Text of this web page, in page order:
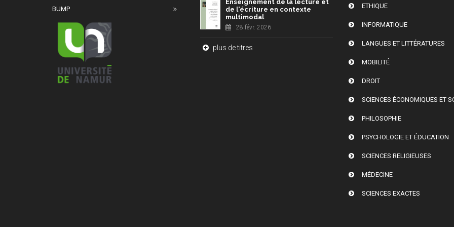
BUMP
Enseignement de la lecture et
de l'écriture en contexte
multimodal
28 févr. 2026
plus de titres
ETHIQUE
INFORMATIQUE
LANGUES ET LITTÉRATURES
MOBILITÉ
DROIT
SCIENCES ÉCONOMIQUES ET
PHILOSOPHIE
PSYCHOLOGIE ET ÉDUCATION
SCIENCES RELIGIEUSES
MÉDECINE
SCIENCES EXACTES